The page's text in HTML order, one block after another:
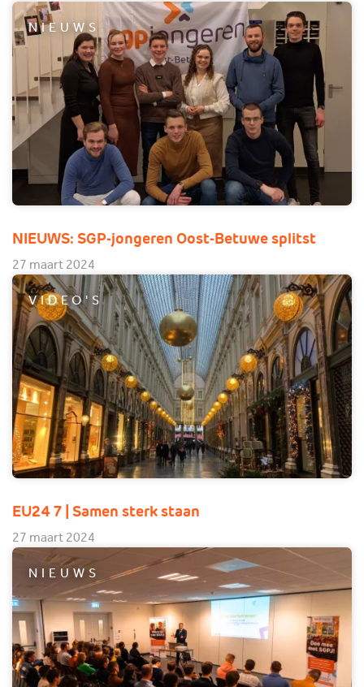
NIEUWS
NIEUWS: SGP-jongeren Oost-Betuwe splitst
27 maart 2024
VIDEO'S
EU24 7 | Samen sterk staan
27 maart 2024
NIEUWS